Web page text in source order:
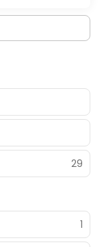
29
1